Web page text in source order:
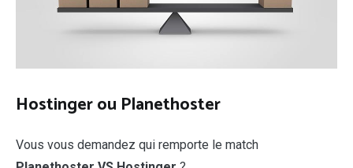
Hostinger ou Planethoster
Vous vous demandez qui remporte le match